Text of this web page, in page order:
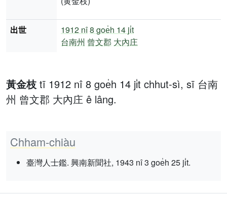
黃金枝 tī 1912 nî 8 goe̍h 14 ji̍t chhut-sì, sī 台南
州 曾文郡 大內庄 ê lâng.
Chham-chiàu
臺灣人士鑑. 興南新聞社, 1943 nî 3 goe̍h 25 ji̍t.
出世 1912 nî8 goe̍h 14 ji̍t
台南州 曾文郡 大內庄